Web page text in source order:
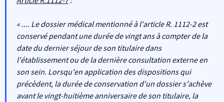
« .... Le dossier médical mentionné à l'article R. 1112-2 est
conservé pendant une durée de vingt ans à compter de la
date du dernier séjour de son titulaire dans
l'établissement ou de la dernière consultation externe en
son sein. Lorsqu'en application des dispositions qui
précèdent, la durée de conservation d'un dossier s'achève
avant le vingt-huitième anniversaire de son titulaire, la